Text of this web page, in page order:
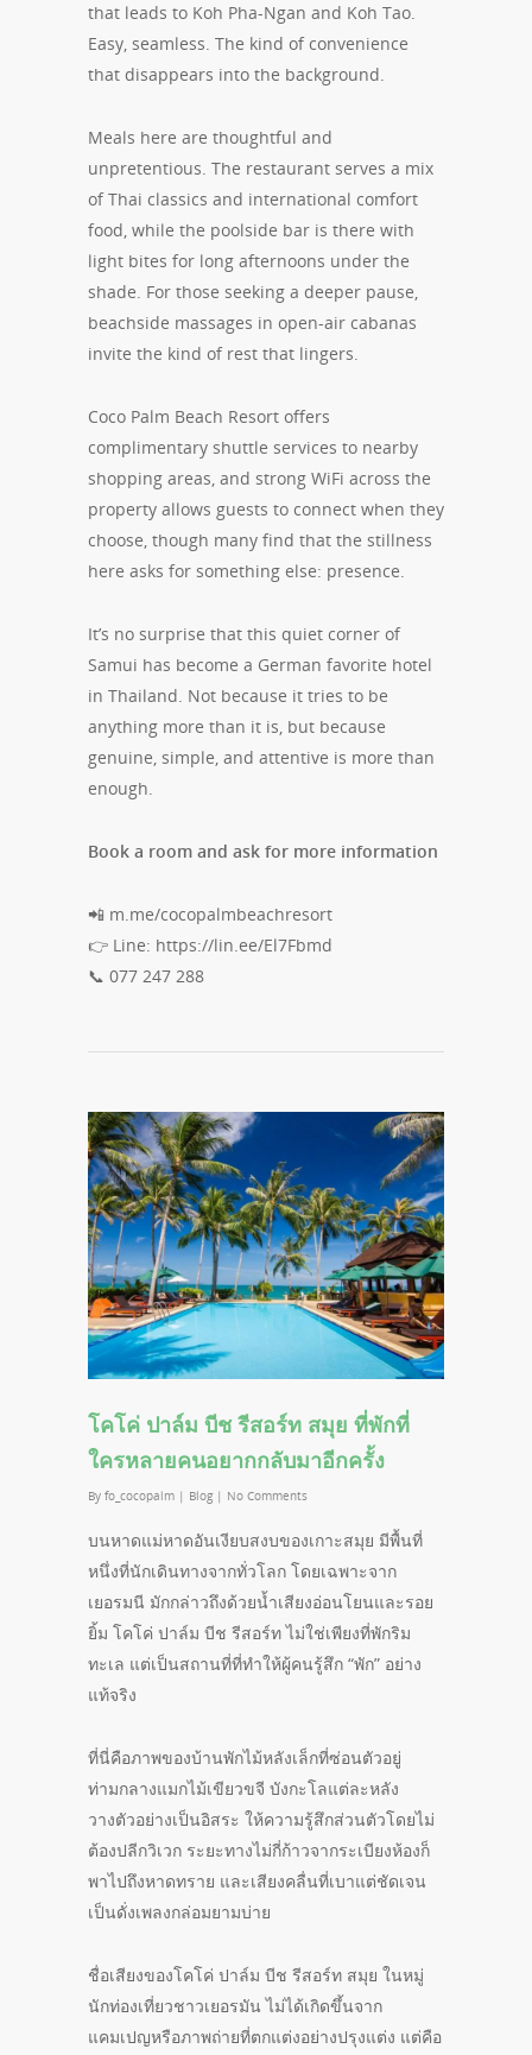
that leads to Koh Pha-Ngan and Koh Tao.
Easy, seamless. The kind of convenience
that disappears into the background.
Meals here are thoughtful and
unpretentious. The restaurant serves a mix
of Thai classics and international comfort
food, while the poolside bar is there with
light bites for long afternoons under the
shade. For those seeking a deeper pause,
beachside massages in open-air cabanas
invite the kind of rest that lingers.
Coco Palm Beach Resort offers
complimentary shuttle services to nearby
shopping areas, and strong WiFi across the
property allows guests to connect when they
choose, though many find that the stillness
here asks for something else: presence.
It’s no surprise that this quiet corner of
Samui has become a German favorite hotel
in Thailand. Not because it tries to be
anything more than it is, but because
genuine, simple, and attentive is more than
enough.
Book a room and ask for more information
📲 m.me/cocopalmbeachresort
👉 Line: https://lin.ee/El7Fbmd
📞 077 247 288
โคโค่ ปาล์ม บีช รีสอร์ท สมุย ที่พักที่
ใครหลายคนอยากกลับมาอีกครั้ง
By fo_cocopalm | Blog | No Comments
บนหาดแม่หาดอันเงียบสงบของเกาะสมุย มีพื้นที่
หนึ่งที่นักเดินทางจากทั่วโลก โดยเฉพาะจาก
เยอรมนี มักกล่าวถึงด้วยน้ำเสียงอ่อนโยนและรอย
ยิ้ม โคโค่ ปาล์ม บีช รีสอร์ท ไม่ใช่เพียงที่พักริม
ทะเล แต่เป็นสถานที่ที่ทำให้ผู้คนรู้สึก “พัก” อย่าง
แท้จริง
ที่นี่คือภาพของบ้านพักไม้หลังเล็กที่ซ่อนตัวอยู่
ท่ามกลางแมกไม้เขียวขจี บังกะโลแต่ละหลัง
วางตัวอย่างเป็นอิสระ ให้ความรู้สึกส่วนตัวโดยไม่
ต้องปลีกวิเวก ระยะทางไม่กี่ก้าวจากระเบียงห้องก็
พาไปถึงหาดทราย และเสียงคลื่นที่เบาแต่ชัดเจน
เป็นดั่งเพลงกล่อมยามบ่าย
ชื่อเสียงของโคโค่ ปาล์ม บีช รีสอร์ท สมุย ในหมู่
นักท่องเที่ยวชาวเยอรมัน ไม่ได้เกิดขึ้นจาก
แคมเปญหรือภาพถ่ายที่ตกแต่งอย่างปรุงแต่ง แต่คือ